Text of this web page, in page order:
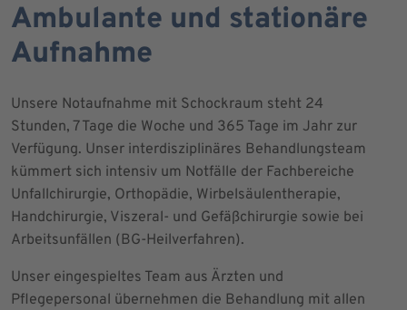
Ambulante und stationäre
Aufnahme
Unsere Notaufnahme mit Schockraum steht 24
Stunden, 7 Tage die Woche und 365 Tage im Jahr zur
Verfügung. Unser interdisziplinäres Behandlungsteam
kümmert sich intensiv um Notfälle der Fachbereiche
Unfallchirurgie, Orthopädie, Wirbelsäulentherapie,
Handchirurgie, Viszeral- und Gefäßchirurgie sowie bei
Arbeitsunfällen (BG-Heilverfahren).
Unser eingespieltes Team aus Ärzten und
Pflegepersonal übernehmen die Behandlung mit allen